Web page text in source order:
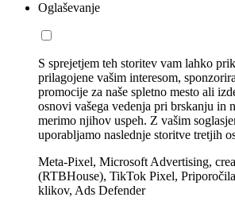
Oglaševanje
S sprejetjem teh storitev vam lahko
prilagojene vašim interesom,
promocije za naše spletno mesto ali
osnovi vašega vedenja pri brskanju in
merimo njihov uspeh. Z vašim
uporabljamo naslednje storitve tretjih
Meta-Pixel, Microsoft Advertising,
(RTBHouse), TikTok Pixel,
klikov, Ads Defender